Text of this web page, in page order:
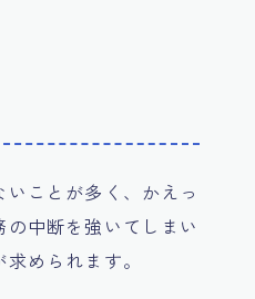
ことが多く、かえっ
中断を強いてしまい
められます。